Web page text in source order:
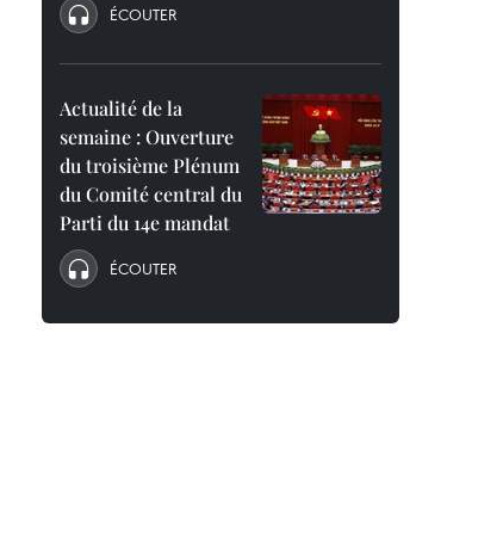
ÉCOUTER
Actualité de la
semaine : Ouverture
du troisième Plénum
du Comité central du
Parti du 14e mandat
ÉCOUTER